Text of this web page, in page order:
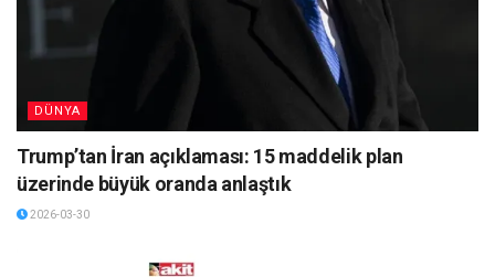
DÜNYA
Trump’tan İran açıklaması: 15 maddelik plan
üzerinde büyük oranda anlaştık
2026-03-30